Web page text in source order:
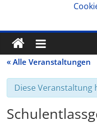
« Alle Veranstaltungen
Diese